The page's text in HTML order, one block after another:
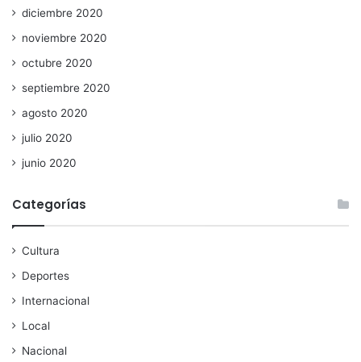
diciembre 2020
noviembre 2020
octubre 2020
septiembre 2020
agosto 2020
julio 2020
junio 2020
Categorías
Cultura
Deportes
Internacional
Local
Nacional